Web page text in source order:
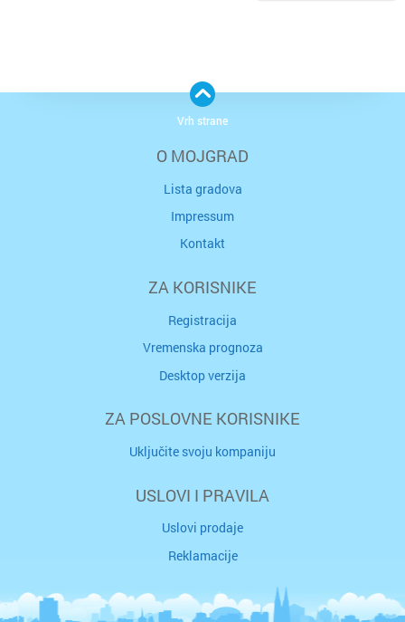
O MOJGRAD
Lista gradova
Impressum
Kontakt
ZA KORISNIKE
Registracija
Vremenska prognoza
Desktop verzija
ZA POSLOVNE KORISNIKE
Uključite svoju kompaniju
USLOVI I PRAVILA
Uslovi prodaje
Reklamacije
Vrh strane